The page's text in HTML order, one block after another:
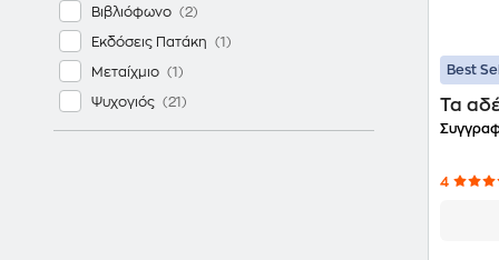
Βιβλιόφωνο
Εκδόσεις Πατάκη
Μεταίχμιο
Ψυχογιός
Best
Τα
4